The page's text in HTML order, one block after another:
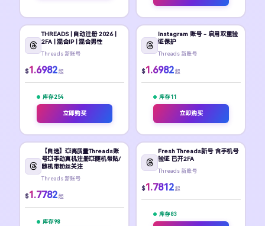
THREADS | 自动注册 2026 |
2FA | 混合IP | 混合男性
Threads 新账号
$1.6982 起
库存 254
立即购买
Instagram 账号 - 启用双重验
证保护
Threads 新账号
$1.6982 起
库存 11
立即购买
【自选】💥高质量Threads账
号💥手动真机注册💥随机带贴/
随机带粉丝关注
Threads 新账号
$1.7782 起
库存 98
Fresh Threads新号 含手机号
验证 已开2FA
Threads 新账号
$1.7812 起
库存 83